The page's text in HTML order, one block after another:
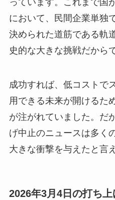
っています。これまで国
において、民間企業単独
決められた道筋である軌
史的な大きな挑戦だから
成功すれば、低コストで
用できる未来が開けるた
が注がれていました。だ
げ中止のニュースは多く
大きな衝撃を与えたと言
2026年3月4日の打ち